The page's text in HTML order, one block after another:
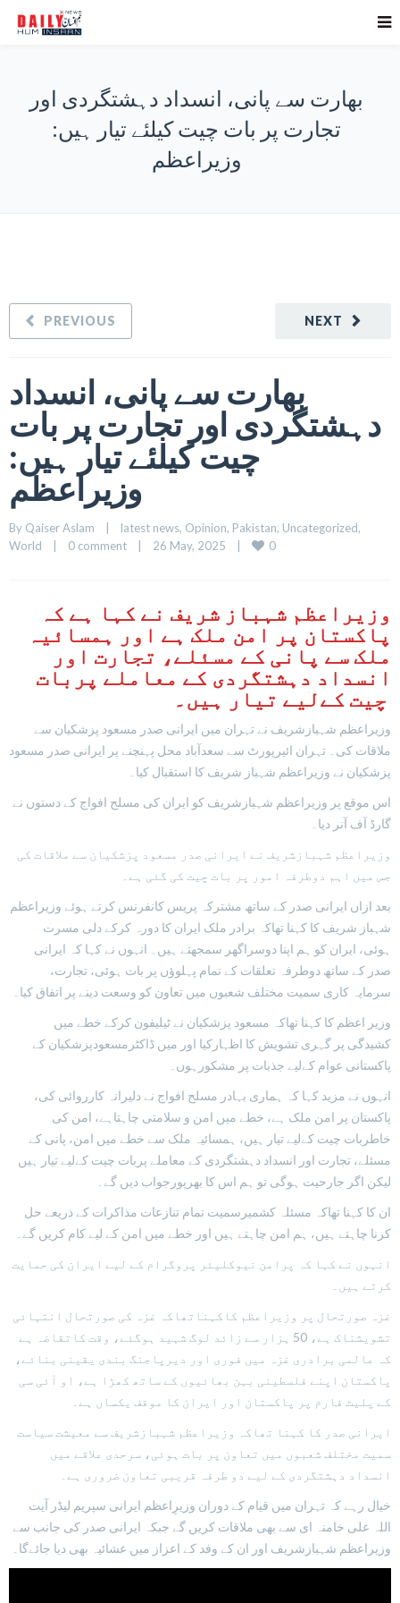
بھارت سے پانی، انسداد دہشتگردی اور
تجارت پر بات چیت کیلئے تیار ہیں:
وزیراعظم
NEXT
PREVIOUS
بھارت سے پانی، انسداد
دہشتگردی اور تجارت پر بات
چیت کیلئے تیار ہیں:
وزیراعظم
By Qaiser Aslam latest news, Opinion, Pakistan, Uncategorized
World
0 comment 26 May, 2025 0
وزیراعظم شہباز شریف نے کہا ہے کہ
پاکستان پر امن ملک ہے اور ہمسائیہ
ملک سے پانی کے مسئلے، تجارت اور
انسداد دہشتگردی کے معاملے پربات
چیت کےلیے تیار ہیں۔
وزیراعظم شہبازشریف نے تہران میں ایرانی صدر مسعود پزشکیان سے
ملاقات کی۔ تہران ائیرپورٹ سے سعدآباد محل پہنچنے پر ایرانی صدر مسعود
پزشکیان نے وزیراعظم شہباز شریف کا استقبال کیا۔
اس موقع پر وزیراعظم شہبازشریف کو ایران کی مسلح افواج کے دستوں نے
گارڈ آف آنر دیا۔
وزیراعظم شہبازشریف نے ایرانی صدر مسعود پزشکیان سے ملاقات کی
جس میں اہم دوطرفہ امور پر بات چیت کی گئی ہے۔
بعد ازاں ایرانی صدر کے ساتھ مشترکہ پریس کانفرنس کرتے ہوئے وزیراعظم
شہباز شریف کا کہنا تھاکہ برادر ملک ایران کا دورہ کرکے دلی مسرت
ہوئی، ایران کو ہم اپنا دوسراگھر سمجھتے ہیں۔ انہوں نے کہا کہ ایرانی
صدر کے ساتھ دوطرفہ تعلقات کے تمام پہلوؤں پر بات ہوئی، تجارت،
سرمایہ کاری سمیت مختلف شعبوں میں تعاون کو وسعت دینے پر اتفاق کیا۔
وزیر اعظم کا کہنا تھاکہ مسعود پزشکیان نے ٹیلیفون کرکے خطے میں
کشیدگی پر گہری تشویش کا اظہارکیا اور میں ڈاکٹرمسعودپزشکیان کے
پاکستانی عوام کےلیے جذبات پر مشکورہوں۔
انہوں نے مزید کہا کہ ہماری بہادر مسلح افواج نے دلیرانہ کارروائی کی،
پاکستان پر امن ملک ہے، خطے میں امن و سلامتی چاہتاہے، امن کی
خاطربات چیت کےلیے تیار ہیں، ہمسائیہ ملک سے خطے میں امن، پانی کے
مسئلے، تجارت اور انسداد دہشتگردی کے معاملے پربات چیت کےلیے تیار ہیں
لیکن اگر جارحیت ہوگی تو ہم اس کا بھرپورجواب دیں گے۔
ان کا کہنا تھاکہ مسئلہ کشمیرسمیت تمام تنازعات مذاکرات کے ذریعے حل
کرنا چاہتے ہیں، ہم امن چاہتے ہیں اور خطے میں امن کے لیے کام کریں گے۔
انہوں نے کہا کہ پرامن نیوکلیئر پروگرام کے لیے ایران کی حمایت
کرتے ہیں۔
غزہ صورتحال پر وزیراعظم کاکہناتھاکہ غزہ کی صورتحال انتہائی
تشویشناک ہے، 50 ہزار سے زائد لوگ شہید ہوگئے، وقت کاتقاضہ ہے
کہ عالمی برادری غزہ میں فوری اور دیرپاجنگ بندی یقینی بنائے،
پاکستان اپنے فلسطینی بہن بھائیوں کے ساتھ کھڑا ہے، او آئی سی
کے پلیٹ فارم پر پاکستان اور ایران کا موقف یکساں ہے۔
ایرانی صدر کا کہنا تھاکہ وزیراعظم شہبازشریف سے معیشت سیاست
سمیت مختلف شعبوں میں تعاون پر بات ہوئی، سرحدی علاقے میں
انسداد دہشتگردی کے لیے دو طرفہ قریبی تعاون ضروری ہے۔
خیال رہے کہ تہران میں قیام کے دوران وزیرِاعظم ایرانی سپریم لیڈر آیت
اللہ علی خامنہ ای سے بھی ملاقات کریں گے جبکہ ایرانی صدر کی جانب سے
وزیراعظم شہبازشریف اور ان کے وفد کے اعزاز میں عشائیہ بھی دیا جائےگا۔